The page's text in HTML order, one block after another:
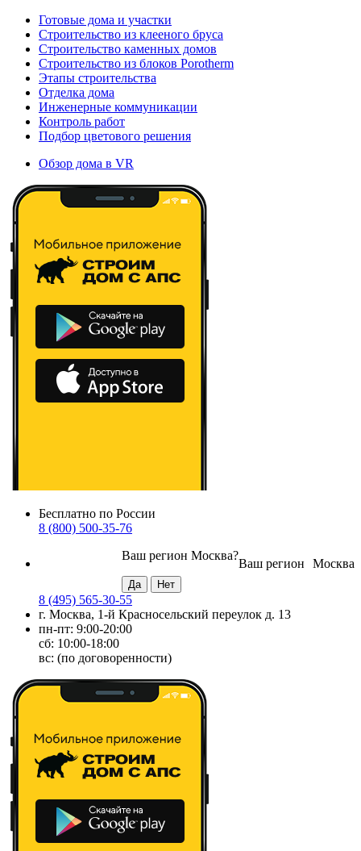
Готовые дома и участки
Строительство из клееного бруса
Строительство каменных домов
Строительство из блоков Porotherm
Этапы строительства
Отделка дома
Инженерные коммуникации
Контроль работ
Подбор цветового решения
Обзор дома в VR
Бесплатно по России
8 (800) 500-35-76
Москва
Ваш регион
Ваш регион Москва?
8 (495) 565-30-55
г. Москва, 1-й Красносельский переулок д. 13
пн-пт: 9:00-20:00
сб: 10:00-18:00
вс: (по договоренности)